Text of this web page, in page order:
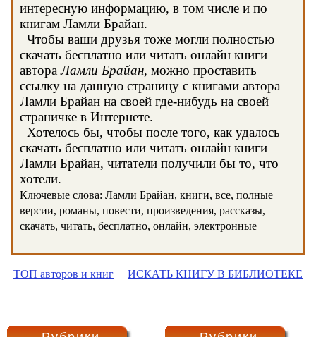
интересную информацию, в том числе и по
книгам Ламли Брайан.
Чтобы ваши друзья тоже могли полностью
скачать бесплатно или читать онлайн книги
автораЛамли Брайан, можно проставить
ссылку на данную страницу с книгами автора
Ламли Брайан на своей где-нибудь на своей
страничке в Интернете.
Хотелось бы, чтобы после того, как удалось
скачать бесплатно или читать онлайн книги
Ламли Брайан, читатели получили бы то, что
хотели.
Ключевые слова: Ламли Брайан, книги, все, полные
версии, романы, повести, произведения, рассказы,
скачать, читать, бесплатно, онлайн, электронные
ТОП авторов и книг ИСКАТЬ КНИГУ В БИБЛИОТЕКЕ